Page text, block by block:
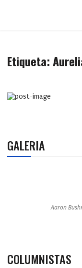
Etiqueta:
GALERIA
Aaron
COLUMNISTAS